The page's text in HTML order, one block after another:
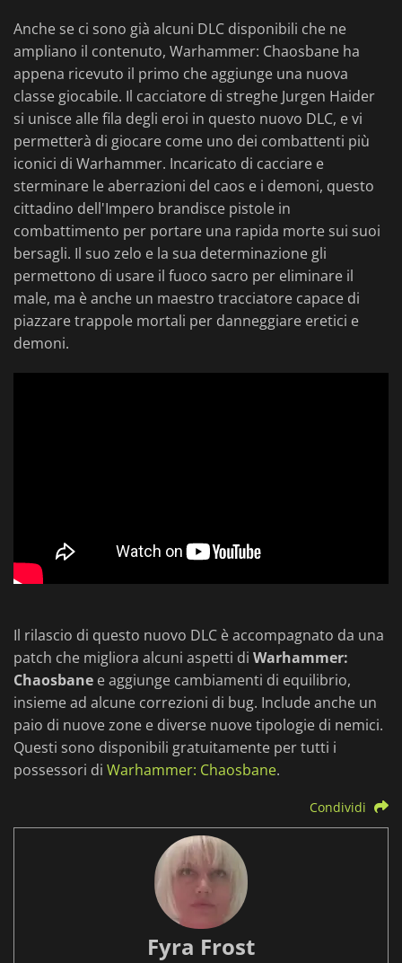
Anche se ci sono già alcuni DLC disponibili che ne
ampliano il contenuto, Warhammer: Chaosbane ha
appena ricevuto il primo che aggiunge una nuova
classe giocabile. Il cacciatore di streghe Jurgen Haider
si unisce alle fila degli eroi in questo nuovo DLC, e vi
permetterà di giocare come uno dei combattenti più
iconici di Warhammer. Incaricato di cacciare e
sterminare le aberrazioni del caos e i demoni, questo
cittadino dell'Impero brandisce pistole in
combattimento per portare una rapida morte sui suoi
bersagli. Il suo zelo e la sua determinazione gli
permettono di usare il fuoco sacro per eliminare il
male, ma è anche un maestro tracciatore capace di
piazzare trappole mortali per danneggiare eretici e
demoni.
Il rilascio di questo nuovo DLC è accompagnato da una
patch che migliora alcuni aspetti di Warhammer:
Chaosbane e aggiunge cambiamenti di equilibrio,
insieme ad alcune correzioni di bug. Include anche un
paio di nuove zone e diverse nuove tipologie di nemici.
Questi sono disponibili gratuitamente per tutti i
possessori di Warhammer: Chaosbane.
Condividi
Fyra Frost